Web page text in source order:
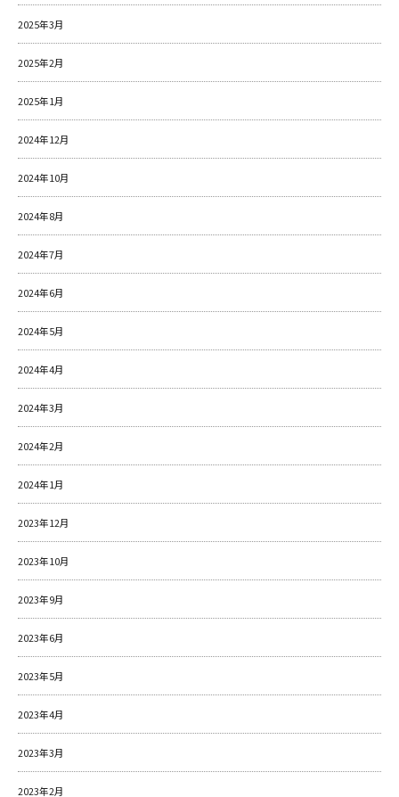
2025年3月
2025年2月
2025年1月
2024年12月
2024年10月
2024年8月
2024年7月
2024年6月
2024年5月
2024年4月
2024年3月
2024年2月
2024年1月
2023年12月
2023年10月
2023年9月
2023年6月
2023年5月
2023年4月
2023年3月
2023年2月